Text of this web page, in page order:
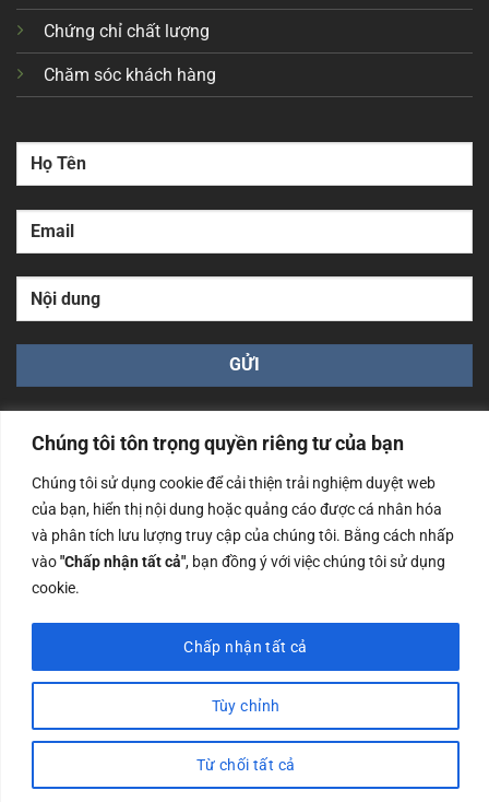
Chúng tôi tôn trọng quyền riêng tư của bạn
Chúng tôi sử dụng cookie để cải thiện trải nghiệm duyệt web
của bạn, hiển thị nội dung hoặc quảng cáo được cá nhân hóa
và phân tích lưu lượng truy cập của chúng tôi. Bằng cách nhấp
vào"Chấp nhận tất cả", bạn đồng ý với việc chúng tôi sử dụng
cookie.
Tùy chỉnh
Từ chối tất cả
Chấp nhận tất cả
Chứng chỉ chất lượng
Chăm sóc khách hàng
Công ty TNHH Nam Bình Xương - Số ĐKKD: 0108783483
cấp ngày 14/06/2019 bởi Sở Kế Hoạch và Đầu Tư Tp. Hà
Nội
Copyrights @2023 Nam Binh Xuong. All Rights Reserved